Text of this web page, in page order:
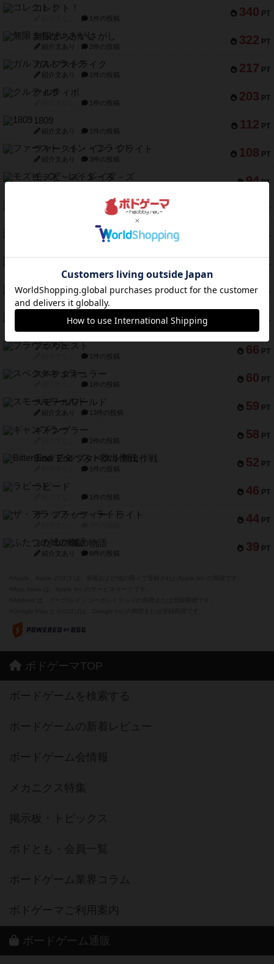
340 PT
コレクト！
1件の投稿
322 PT
無限まちがいさがし
紹介文あり 2件の投稿
217 PT
ガルフストライク
紹介文あり 1件の投稿
203 PT
クルティボ
1件の投稿
112 PT
1809
紹介文あり 1件の投稿
108 PT
ファースト・イン・フライト
紹介文あり 3件の投稿
94 PT
モズビ－ズ・レイダ－ズ
PT
テンプテーション
2件の投稿
PT
2件の投稿
PT
紹介文あり 8件の投稿
73 PT
リスボン・トラム 28
紹介文あり 9件の投稿
PT
アマナイト
66 PT
ブラヴェスト
1件の投稿
60 PT
スペクタキュラー
1件の投稿
59 PT
スモールワールド
紹介文あり 13件の投稿
58 PT
ギャンブラー
2件の投稿
52 PT
Bitter End ブタペスト救出作戦
1件の投稿
46 PT
ラピード
1件の投稿
44 PT
ザ・フラッフィー・ライト
39 PT
ふたつの城の物語
紹介文あり 6件の投稿
ボドゲーマTOP
ボードゲームを検索する
ボードゲームの新着レビュー
ボードゲーム会情報
メカニクス特集
掲示板・トピックス
ボドとも・会員一覧
ボードゲーム業界コラム
ボドゲーマご利用案内
ボードゲーム通販